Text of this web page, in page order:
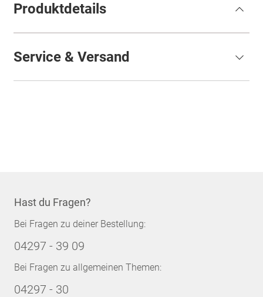
Produktdetails
Service & Versand
Hast du Fragen?
Bei Fragen zu deiner Bestellung:
04297 - 39 09
Bei Fragen zu allgemeinen Themen:
04297 - 30